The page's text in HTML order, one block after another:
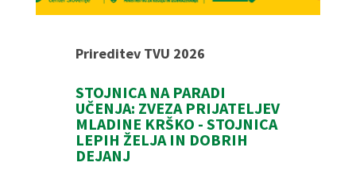
Prireditev TVU 2026
STOJNICA NA PARADI
UČENJA: ZVEZA PRIJATELJEV
MLADINE KRŠKO - STOJNICA
LEPIH ŽELJA IN DOBRIH
DEJANJ